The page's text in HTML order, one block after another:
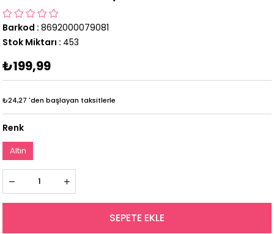
Barkod : 8692000079081
Stok Miktarı : 453
₺199,99
₺24,27 'den başlayan taksitlerle
Renk
Altın